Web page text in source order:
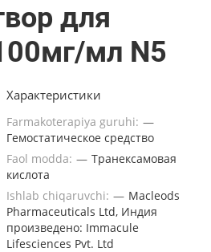
для
мл N5
Характеристики
Farmakoterapiya guruhi: —
Гемостатическое средство
Faol modda: — Транексамовая
кислота
Ishlab chiqaruvchi: — Macleods
Pharmaceuticals Ltd, Индия
произведено: Immacule
Lifesciences Pvt. Ltd